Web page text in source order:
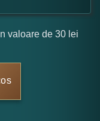
valoare de 30 lei